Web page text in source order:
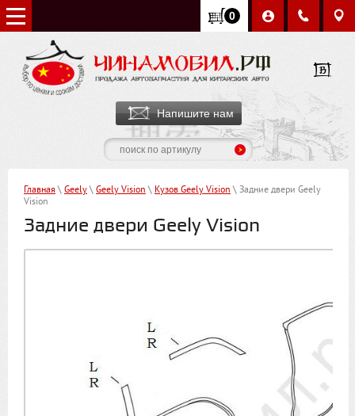
0
Напишите нам
Главная \ Geely \ Geely Vision \ Кузов Geely Vision \ Задние двери Geely
Vision
Задние двери Geely Vision